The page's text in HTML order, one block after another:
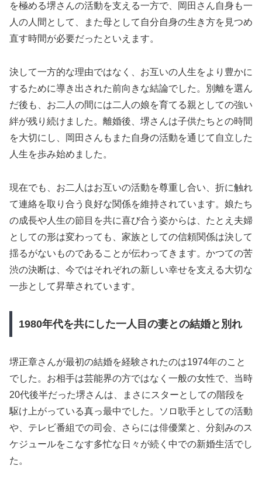
を極める堺さんの活動を支える一方で、岡田さん自身も一
人の人間として、また母として自分自身の生き方を見つめ
直す時間が必要だったといえます。
決して一方的な理由ではなく、お互いの人生をより豊かに
するために導き出された前向きな結論でした。別離を選ん
だ後も、お二人の間には二人の娘を育てる親としての強い
絆が残り続けました。離婚後、堺さんは子供たちとの時間
を大切にし、岡田さんもまた自身の活動を通じて自立した
人生を歩み始めました。
現在でも、お二人はお互いの活動を尊重し合い、折に触れ
て連絡を取り合う良好な関係を維持されています。娘たち
の成長や人生の節目を共に喜び合う姿からは、たとえ夫婦
としての形は変わっても、家族としての信頼関係は決して
揺るがないものであることが伝わってきます。かつての苦
渋の決断は、今ではそれぞれの新しい幸せを支える大切な
一歩として昇華されています。
1980年代を共にした一人目の妻との結婚と別れ
堺正章さんが最初の結婚を経験されたのは1974年のこと
でした。お相手は芸能界の方ではなく一般の女性で、当時
20代後半だった堺さんは、まさにスターとしての階段を
駆け上がっている真っ最中でした。ソロ歌手としての活動
や、テレビ番組での司会、さらには俳優業と、分刻みのス
ケジュールをこなす多忙な日々が続く中での新婚生活でし
た。